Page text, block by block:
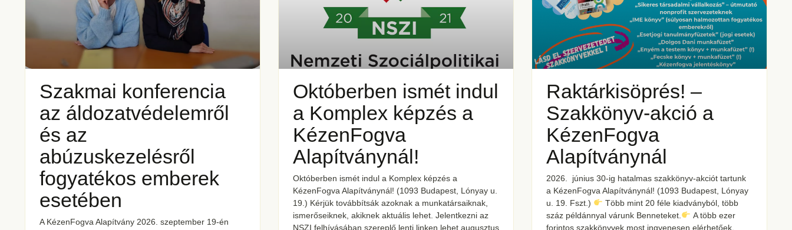
Szakmai konferencia
az áldozatvédelemről
és az
abúzuskezelésről
fogyatékos emberek
esetében
A KézenFogva Alapítvány 2026. szeptember 19-én
Októberben ismét indul
a Komplex képzés a
KézenFogva
Alapítványnál!
Októberben ismét indul a Komplex képzés a
KézenFogva Alapítványnál! (1093 Budapest, Lónyay u.
19.) Kérjük továbbítsák azoknak a munkatársaiknak,
ismerőseiknek, akiknek aktuális lehet. Jelentkezni az
NSZI felhívásában szereplő lenti linken lehet augusztus
Raktárkisöprés! –
Szakkönyv-akció a
KézenFogva
Alapítványnál
2026. június 30-ig hatalmas szakkönyv-akciót tartunk
a KézenFogva Alapítványnál! (1093 Budapest, Lónyay
u. 19. Fszt.)
Több mint 20 féle kiadványból, több
száz példánnyal várunk Benneteket.
A több ezer
forintos szakkönyvek most ingyenesen elérhetőek.